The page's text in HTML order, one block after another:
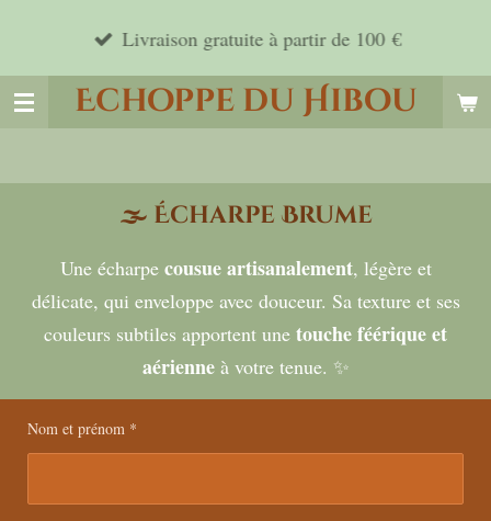
contenu
principal
Echoppe du Hibou
Livraison gratuite à partir de 100 €
🌫️ Écharpe Brume
Une écharpe cousue artisanalement, légère et
délicate, qui enveloppe avec douceur. Sa texture et ses
couleurs subtiles apportent une touche féérique et
aérienneà votre tenue. ✨
Nom et prénom *